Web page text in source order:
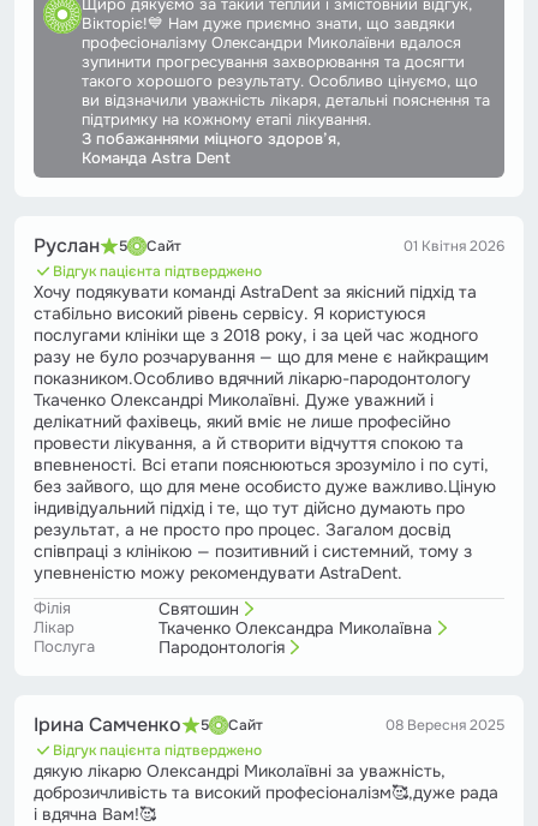
Щиро дякуємо за такий теплий і змістовний відгук,
Вікторіє!💙 Нам дуже приємно знати, що завдяки
професіоналізму Олександри Миколаївни вдалося
зупинити прогресування захворювання та досягти
такого хорошого результату. Особливо цінуємо, що
ви відзначили уважність лікаря, детальні пояснення та
підтримку на кожному етапі лікування.
З побажаннями міцного здоров’я,
Команда Astra Dent
Руслан 5 Сайт
01 Квітня 2026
Відгук пацієнта підтверджено
Хочу подякувати команді AstraDent за якісний підхід та
стабільно високий рівень сервісу. Я користуюся
послугами клініки ще з 2018 року, і за цей час жодного
разу не було розчарування — що для мене є найкращим
показником.Особливо вдячний лікарю-пародонтологу
Ткаченко Олександрі Миколаївні. Дуже уважний і
делікатний фахівець, який вміє не лише професійно
провести лікування, а й створити відчуття спокою та
впевненості. Всі етапи пояснюються зрозуміло і по суті,
без зайвого, що для мене особисто дуже важливо.Ціную
індивідуальний підхід і те, що тут дійсно думають про
результат, а не просто про процес. Загалом досвід
співпраці з клінікою — позитивний і системний, тому з
упевненістю можу рекомендувати AstraDent.
Філія Святошин
Лікар Ткаченко Олександра Миколаївна
Послуга Пародонтологія
Ірина Самченко 5 Сайт
08 Вересня 2025
Відгук пацієнта підтверджено
дякую лікарю Олександрі Миколаївні за уважність,
доброзичливість та високий професіоналізм🥰,дуже рада
і вдячна Вам!🥰